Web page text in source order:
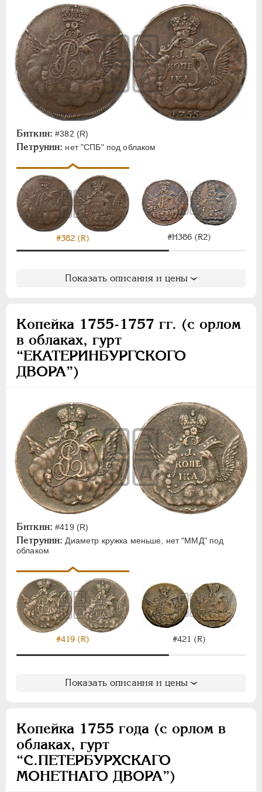
Биткин: #382 (R)
Петрунин: нет "СПБ" под облаком
#382 (R) #Н386 (R2)
Показать описания и цены
Копейка 1755-1757 гг. (с орлом
в облаках, гурт
“ЕКАТЕРИНБУРГСКОГО
ДВОРА”)
Биткин: #419 (R)
Петрунин: Диаметр кружка меньше, нет "ММД" под
облаком
#419 (R) #421 (R)
Показать описания и цены
Копейка 1755 года (с орлом в
облаках, гурт
“С.ПЕТЕРБУРХСКАГО
МОНЕТНАГО ДВОРА”)